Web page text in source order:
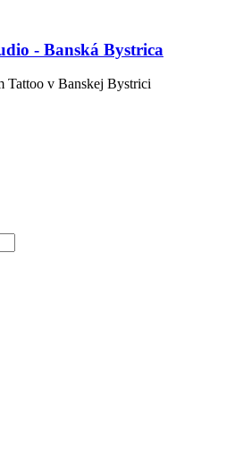
- Banská Bystrica
Tattoo v Banskej Bystrici